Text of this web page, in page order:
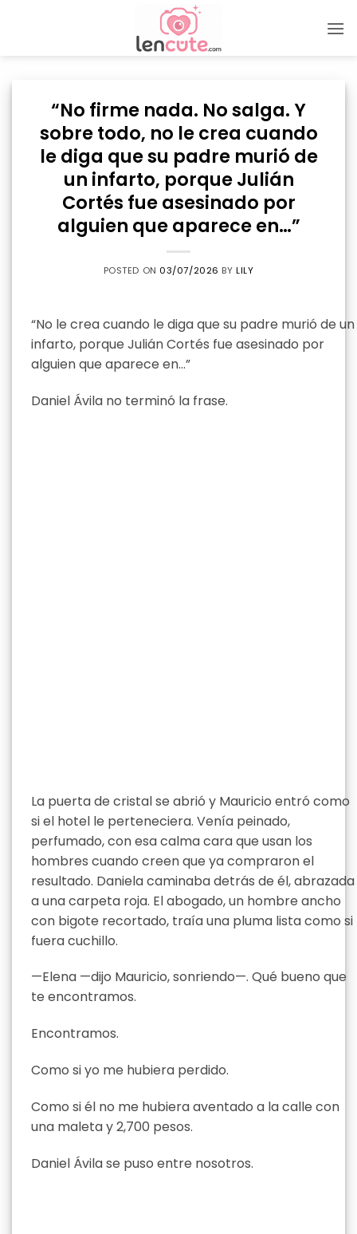
“No firme nada. No salga. Y
sobre todo, no le crea cuando
le diga que su padre murió de
un infarto, porque Julián
Cortés fue asesinado por
alguien que aparece en…”
POSTED ON 03/07/2026 BYLILY
“No le crea cuando le diga que su padre murió de un
infarto, porque Julián Cortés fue asesinado por
alguien que aparece en…”
Daniel Ávila no terminó la frase.
La puerta de cristal se abrió y Mauricio entró como
si el hotel le perteneciera. Venía peinado,
perfumado, con esa calma cara que usan los
hombres cuando creen que ya compraron el
resultado. Daniela caminaba detrás de él, abrazada
a una carpeta roja. El abogado, un hombre ancho
con bigote recortado, traía una pluma lista como si
fuera cuchillo.
—Elena —dijo Mauricio, sonriendo—. Qué bueno que
te encontramos.
Encontramos.
Como si yo me hubiera perdido.
Como si él no me hubiera aventado a la calle con
una maleta y 2,700 pesos.
Daniel Ávila se puso entre nosotros.